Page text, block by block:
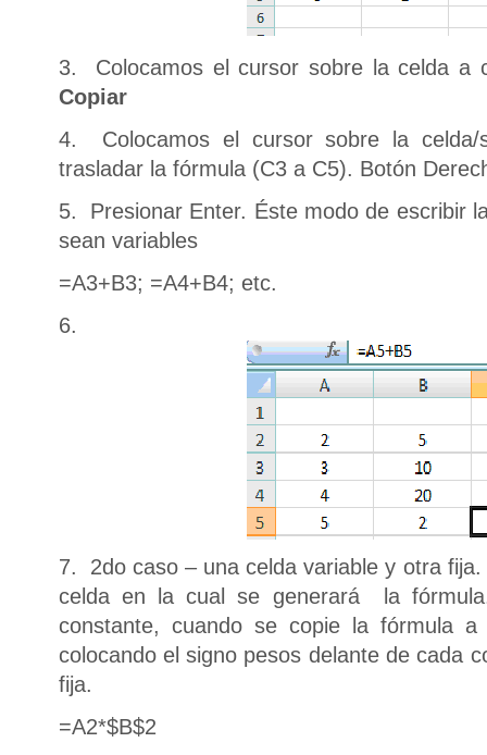
3. Colocamos el cursor sobre la celda a
Copiar
4. Colocamos el cursor sobre la
trasladar la fórmula (C3 a C5). Botón
5. Presionar Enter. Éste modo de escribir
sean variables
=A3+B3; =A4+B4; etc.
6.
7. 2do caso – una celda variable y otra
celda en la cual se generará la
constante, cuando se copie la fórmula
colocando el signo pesos delante de cada
fija.
=A2*$B$2